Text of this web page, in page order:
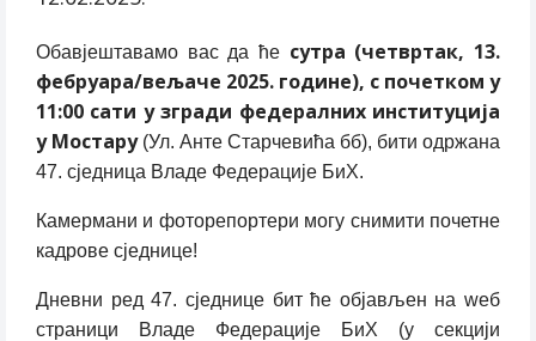
Обавјештавамо вас да ће сутра (четвртак, 13.
фебруара/вељаче 2025. године), с почетком у
11:00 сати у згради федералних институција
у Мостару(Ул. Анте Старчевића бб), бити одржана
47. сједница Владе Федерације БиХ.
Камермани и фоторепортери могу снимити почетне
кадрове сједнице!
Дневни ред 47. сједнице бит ће објављен на wеб
страници Владе Федерације БиХ (у секцији